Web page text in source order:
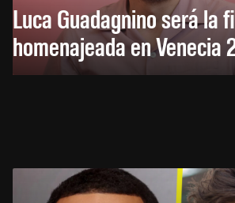
Luca Guadagnino será la
homenajeada en Venecia